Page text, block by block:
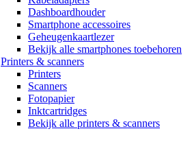
Dashboardhouder
Smartphone accessoires
Geheugenkaartlezer
Bekijk alle smartphones toebehoren
Printers & scanners
Printers
Scanners
Fotopapier
Inktcartridges
Bekijk alle printers & scanners